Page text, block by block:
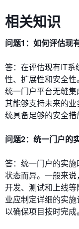
相关知识
问题1：如何评估现
答：在评估现有IT
性、扩展性和安全
统一门户平台无缝
其能够支持未来的
统具备足够的安全措
问题2：统一门户的
答：统一门户的实
状态而异。一般来说
开发、测试和上线
业应制定详细的实施
以确保项目按时完成。